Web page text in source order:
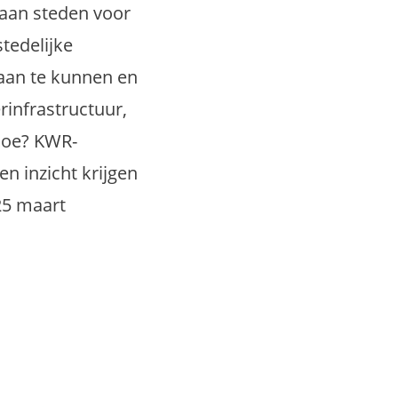
steden voor
te kunnen en
KWR-
inzicht krijgen
maart